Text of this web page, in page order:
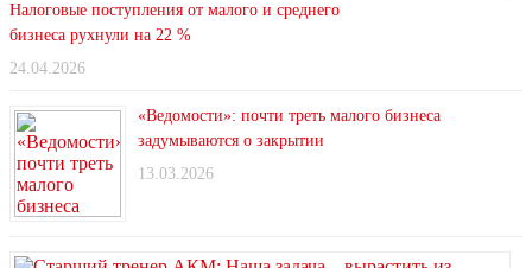
Налоговые поступления от малого и среднего
бизнеса рухнули на 22 %
24.04.2026
«Ведомости»: почти треть малого бизнеса
задумываются о закрытии
13.03.2026